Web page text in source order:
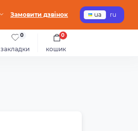
Замовити дзвінок ua ru
закладки
0
кошик
0